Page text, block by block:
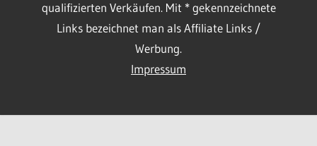
qualifizierten Verkäufen. Mit * gekennzeichnete
Links bezeichnet man als Affiliate Links /
Werbung.
Impressum